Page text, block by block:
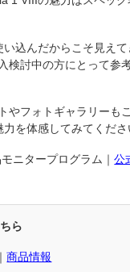
い込んだからこそ見え
検討中の方にとって参
やフォトギャラリーも
を体感してみてくださ
ニタープログラム｜公
ら
商品情報